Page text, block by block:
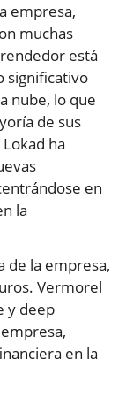
empresa,
muchas
está
significativo
nube, lo que
de sus
ha
en
la
de la empresa,
Vermorel
y deep
en la